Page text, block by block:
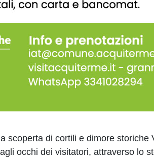
scoperta di cortili e dimore storiche
occhi dei visitatori, attraverso lo